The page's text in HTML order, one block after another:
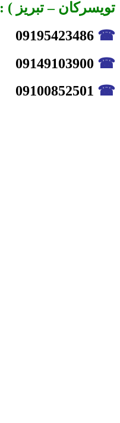
تویسرکان – تبریز ) :
☎
☎
☎